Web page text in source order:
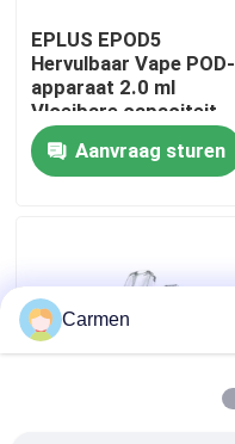
Fabrieksreis
Kwaliteitscontrole
Vraag een offerte aan
Vozol damp
EPLUS EPOD5
Hervulbaar Vape POD-
apparaat 2.0 ml
Vloeibare capaciteit
20 mg/ml Nicotine 21
smaakopties
Aanvraag sturen
Carmen